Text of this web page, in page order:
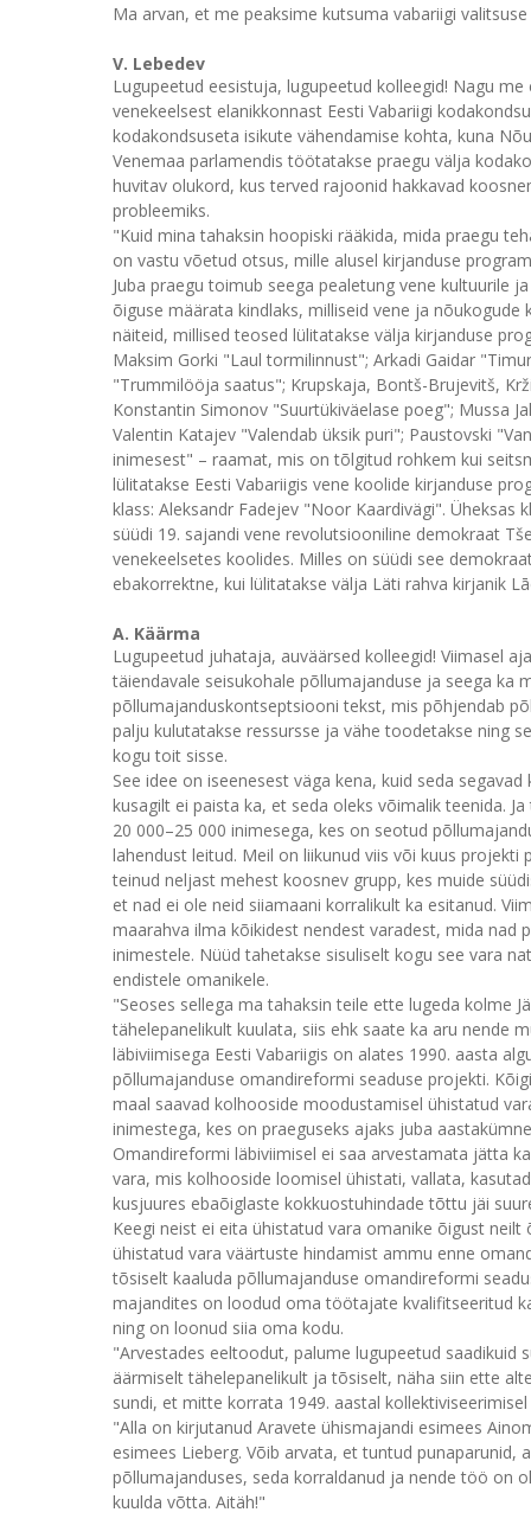
Ma arvan, et me peaksime kutsuma vabariigi
V. Lebedev
Lugupeetud eesistuja, lugupeetud kolleegid! Nagu
venekeelsest elanikkonnast Eesti Vabariigi
kodakondsuseta isikute vähendamise kohta, kuna
Venemaa parlamendis töötatakse praegu välja
huvitav olukord, kus terved rajoonid hakkavad
probleemiks.
"Kuid mina tahaksin hoopiski rääkida, mida praegu
on vastu võetud otsus, mille alusel kirjanduse
Juba praegu toimub seega pealetung vene kultuurile
õiguse määrata kindlaks, milliseid vene ja
näiteid, millised teosed lülitatakse välja kirjanduse
Maksim Gorki "Laul tormilinnust"; Arkadi Gaidar
"Trummilööja saatus"; Krupskaja, Bontš-Brujevitš,
Konstantin Simonov "Suurtükiväelase poeg"; Mussa
Valentin Katajev "Valendab üksik puri"; Paustovski
inimesest" – raamat, mis on tõlgitud rohkem kui
lülitatakse Eesti Vabariigis vene koolide kirjanduse
klass: Aleksandr Fadejev "Noor Kaardivägi".
süüdi 19. sajandi vene revolutsiooniline demokraat
venekeelsetes koolides. Milles on süüdi see
ebakorrektne, kui lülitatakse välja Läti rahva kirjanik
A. Käärma
Lugupeetud juhataja, auväärsed kolleegid! Viimasel
täiendavale seisukohale põllumajanduse ja seega ka
põllumajanduskontseptsiooni tekst, mis põhjendab
palju kulutatakse ressursse ja vähe toodetakse ning
kogu toit sisse.
See idee on iseenesest väga kena, kuid seda
kusagilt ei paista ka, et seda oleks võimalik teenida.
20 000–25 000 inimesega, kes on seotud
lahendust leitud. Meil on liikunud viis või kuus
teinud neljast mehest koosnev grupp, kes muide
et nad ei ole neid siiamaani korralikult ka esitanud.
maarahva ilma kõikidest nendest varadest, mida nad
inimestele. Nüüd tahetakse sisuliselt kogu see vara
endistele omanikele.
"Seoses sellega ma tahaksin teile ette lugeda kolme
tähelepanelikult kuulata, siis ehk saate ka aru nende
läbiviimisega Eesti Vabariigis on alates 1990. aasta
põllumajanduse omandireformi seaduse projekti.
maal saavad kolhooside moodustamisel ühistatud
inimestega, kes on praeguseks ajaks juba
Omandireformi läbiviimisel ei saa arvestamata jätta
vara, mis kolhooside loomisel ühistati, vallata,
kusjuures ebaõiglaste kokkuostuhindade tõttu jäi
Keegi neist ei eita ühistatud vara omanike õigust
ühistatud vara väärtuste hindamist ammu enne
tõsiselt kaaluda põllumajanduse omandireformi
majandites on loodud oma töötajate kvalifitseeritud
ning on loonud siia oma kodu.
"Arvestades eeltoodut, palume lugupeetud
äärmiselt tähelepanelikult ja tõsiselt, näha siin ette
sundi, et mitte korrata 1949. aastal
"Alla on kirjutanud Aravete ühismajandi esimees
esimees Lieberg. Võib arvata, et tuntud
põllumajanduses, seda korraldanud ja nende töö on
kuulda võtta. Aitäh!"